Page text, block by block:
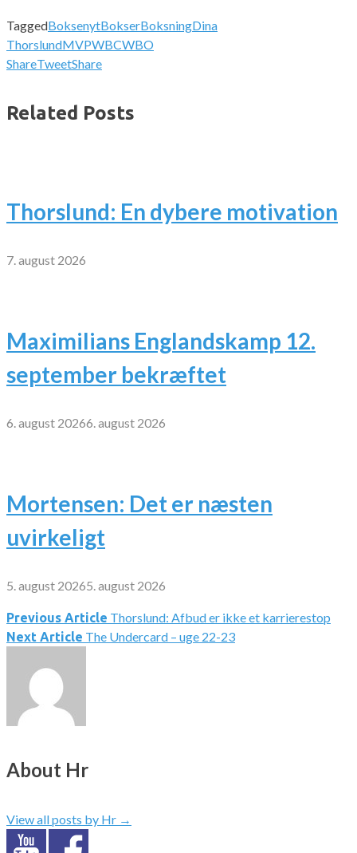
TaggedBoksenytBokserBoksningDina
ThorslundMVPWBCWBO
ShareTweetShare
Related Posts
Thorslund: En dybere motivation
7. august 2026
Maximilians Englandskamp 12.
september bekræftet
6. august 20266. august 2026
Mortensen: Det er næsten
uvirkeligt
5. august 20265. august 2026
Indlægsnavigation
Previous Article Thorslund: Afbud er ikke et karrierestop
Next Article The Undercard – uge 22-23
About Hr
View all posts by Hr →